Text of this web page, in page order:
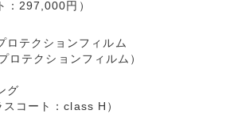
：297,000円）
ロテクションフィルム
ロテクションフィルム）
グ
スコート：class H）